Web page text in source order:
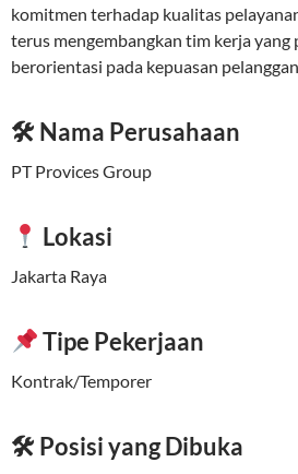
komitmen terhadap kualitas
terus mengembangkan tim kerja yang
berorientasi pada kepuasan
🛠 Nama Perusahaan
PT Provices Group
Lokasi
Jakarta Raya
Tipe Pekerjaan
Kontrak/Temporer
🛠 Posisi yang Dibuka